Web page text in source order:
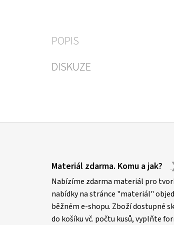
POPIS
DISKUZE
Materiál zdarma. Komu a jak?
Nabízíme zdarma materiál pro
nabídky na stránce "materiál"
běžném e-shopu. Zboží dostupné
do košíku vč. počtu kusů, vyplňte